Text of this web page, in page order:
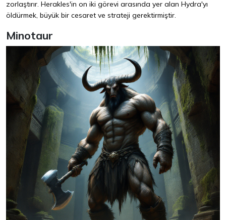
zorlaştırır. Herakles'in on iki görevi arasında yer alan Hydra'yı
öldürmek, büyük bir cesaret ve strateji gerektirmiştir.
Minotaur